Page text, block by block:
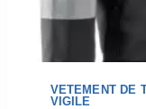
VETEMENT DE
VIGILE